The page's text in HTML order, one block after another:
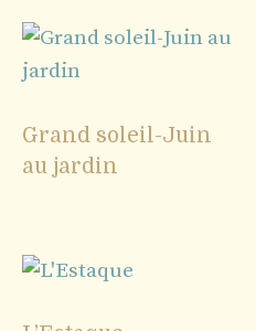
Grand soleil-Juin
au jardin